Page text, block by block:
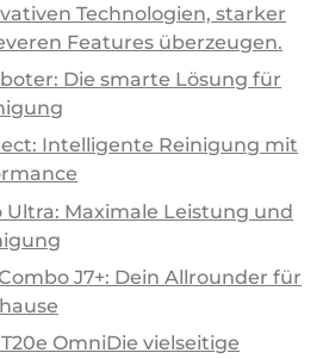
Technologien, starker
Features überzeugen.
Die smarte Lösung für
Intelligente Reinigung mit
Ultra: Maximale Leistung und
J7+: Dein Allrounder für
OmniDie vielseitige